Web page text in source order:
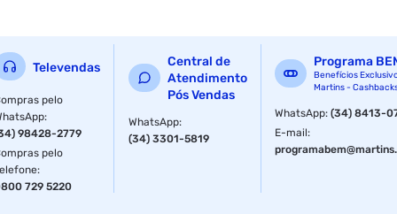
Televendas
pelo
:
98428-2779
pelo
:
729 5220
Central de
Atendimento
Pós Vendas
WhatsApp:
(34) 3301-5819
Programa
Benefícios
Martins -
WhatsApp:(34) 8413-
E-mail: